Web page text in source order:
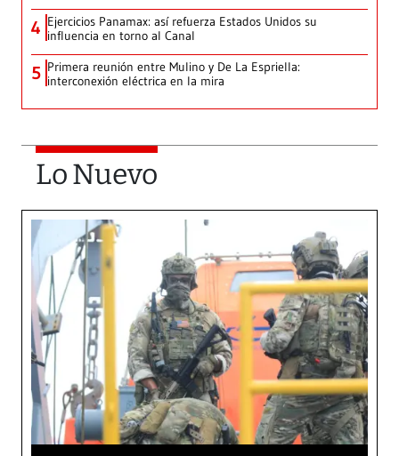
4 Ejercicios Panamax: así refuerza Estados Unidos su
influencia en torno al Canal
5 Primera reunión entre Mulino y De La Espriella:
interconexión eléctrica en la mira
Lo Nuevo